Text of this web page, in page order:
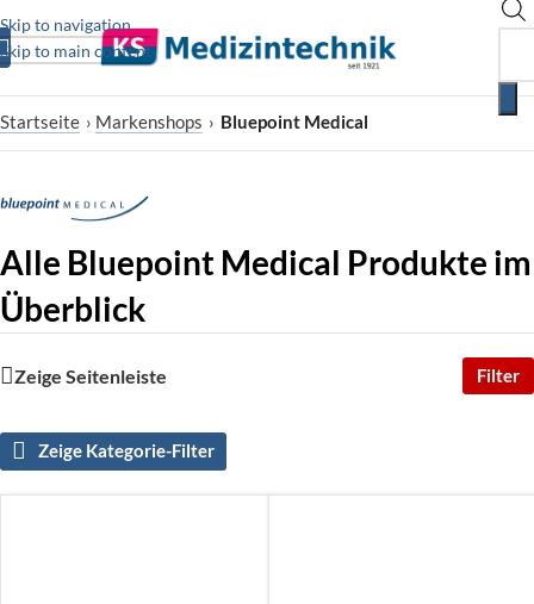
Skip to navigation
Skip to main content
Startseite › Markenshops › Bluepoint Medical
Alle Bluepoint Medical Produkte im
Überblick
Zeige Seitenleiste Filter
Zeige Kategorie-Filter